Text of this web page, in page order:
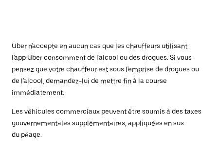
Uber n'accepte en aucun cas que les chauffeurs utilisant
l'app Uber consomment de l'alcool ou des drogues. Si vous
pensez que votre chauffeur est sous l'emprise de drogues ou
de l'alcool, demandez-lui de mettre fin à la course
immédiatement.
Les véhicules commerciaux peuvent être soumis à des taxes
gouvernementales supplémentaires, appliquées en sus
du péage.